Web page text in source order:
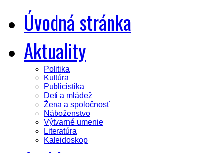
Úvodná stránka
Aktuality
Politika
Kultúra
Publicistika
Deti a mládež
Žena a spoločnosť
Náboženstvo
Výtvarné umenie
Literatúra
Kaleidoskop